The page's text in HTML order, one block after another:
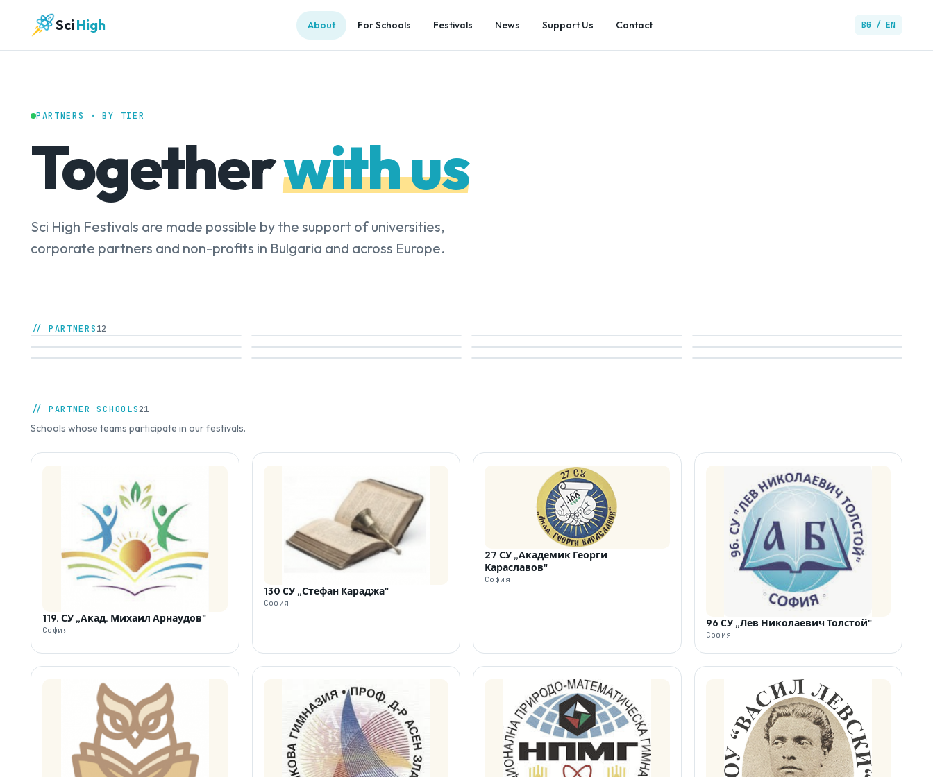
SciHigh About For Schools Festivals News Support Us Contact BG / EN
PARTNERS · BY TIER
Togetherwith us
Sci High Festivals are made possible by the support of universities,
corporate partners and non-profits in Bulgaria and across Europe.
// PARTNERS12
// PARTNER SCHOOLS21
Schools whose teams participate in our festivals.
119. СУ „Акад. Михаил Арнаудов"
София
130 СУ „Стефан Караджа"
София
27 СУ „Академик Георги
Караславов"
София
96 СУ „Лев Николаевич Толстой"
София